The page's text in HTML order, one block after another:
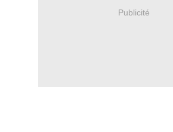
Publicité